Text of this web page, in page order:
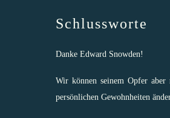
Schlussworte
Danke Edward Snowden!
Wir können seinem Opfer
persönlichen Gewohnheiten